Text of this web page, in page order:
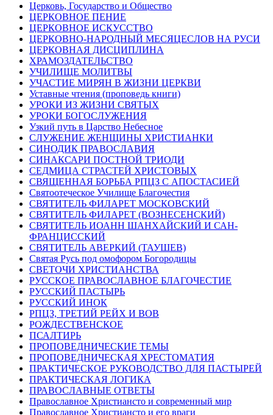
Церковь, Государство и Общество
ЦЕРКОВНОЕ ПЕНИЕ
ЦЕРКОВНОЕ ИСКУССТВО
ЦЕРКОВНО-НАРОДНЫЙ МЕСЯЦЕСЛОВ НА РУСИ
ЦЕРКОВНАЯ ДИСЦИПЛИНА
ХРАМОЗДАТЕЛЬСТВО
УЧИЛИЩЕ МОЛИТВЫ
УЧАСТИЕ МИРЯН В ЖИЗНИ ЦЕРКВИ
Уставные чтения (проповедь книги)
УРОКИ ИЗ ЖИЗНИ СВЯТЫХ
УРОКИ БОГОСЛУЖЕНИЯ
Узкий путь в Царство Небесное
СЛУЖЕНИЕ ЖЕНЩИНЫ ХРИСТИАНКИ
СИНОДИК ПРАВОСЛАВИЯ
СИНАКСАРИ ПОСТНОЙ ТРИОДИ
СЕДМИЦА СТРАСТЕЙ ХРИСТОВЫХ
СВЯЩЕННАЯ БОРЬБА РПЦЗ С АПОСТАСИЕЙ
Святоотеческое Училище Благочестия
СВЯТИТЕЛЬ ФИЛАРЕТ МОСКОВСКИЙ
СВЯТИТЕЛЬ ФИЛАРЕТ (ВОЗНЕСЕНСКИЙ)
СВЯТИТЕЛЬ ИОАНН ШАНХАЙСКИЙ И САН-
ФРАНЦИССКИЙ
СВЯТИТЕЛЬ АВЕРКИЙ (ТАУШЕВ)
Святая Русь под омофором Богородицы
СВЕТОЧИ ХРИСТИАНСТВА
РУССКОЕ ПРАВОСЛАВНОЕ БЛАГОЧЕСТИЕ
РУССКИЙ ПАСТЫРЬ
РУССКИЙ ИНОК
РПЦЗ, ТРЕТИЙ РЕЙХ И ВОВ
РОЖДЕСТВЕНСКОЕ
ПСАЛТИРЬ
ПРОПОВЕДНИЧЕСКИЕ ТЕМЫ
ПРОПОВЕДНИЧЕСКАЯ ХРЕСТОМАТИЯ
ПРАКТИЧЕСКОЕ РУКОВОДСТВО ДЛЯ ПАСТЫРЕЙ
ПРАКТИЧЕСКАЯ ЛОГИКА
ПРАВОСЛАВНЫЕ ОТВЕТЫ
Православное Христиансто и современный мир
Православное Христиансто и его враги